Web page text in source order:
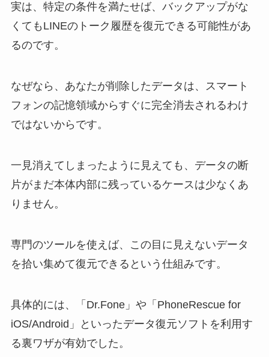
実は、特定の条件を満たせば、バックアップがな
くてもLINEのトーク履歴を復元できる可能性があ
るのです。
なぜなら、あなたが削除したデータは、スマート
フォンの記憶領域からすぐに完全消去されるわけ
ではないからです。
一見消えてしまったように見えても、データの断
片がまだ本体内部に残っているケースは少なくあ
りません。
専門のツールを使えば、この目に見えないデータ
を拾い集めて復元できるという仕組みです。
具体的には、「Dr.Fone」や「PhoneRescue for
iOS/Android」といったデータ復元ソフトを利用す
る裏ワザが有効でした。